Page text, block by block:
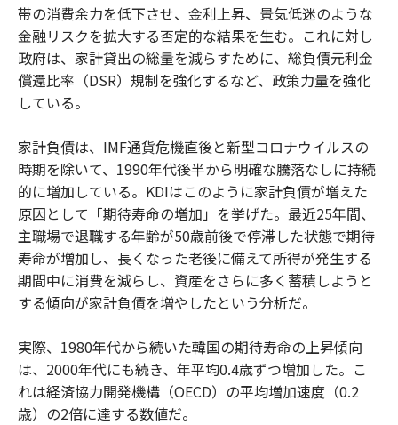
帯の消費余力を低下させ、金利上昇、景気低迷のような
金融リスクを拡大する否定的な結果を生む。これに対し
政府は、家計貸出の総量を減らすために、総負債元利金
償還比率（DSR）規制を強化するなど、政策力量を強化
している。
家計負債は、IMF通貨危機直後と新型コロナウイルスの
時期を除いて、1990年代後半から明確な騰落なしに持続
的に増加している。KDIはこのように家計負債が増えた
原因として「期待寿命の増加」を挙げた。最近25年間、
主職場で退職する年齢が50歳前後で停滞した状態で期待
寿命が増加し、長くなった老後に備えて所得が発生する
期間中に消費を減らし、資産をさらに多く蓄積しようと
する傾向が家計負債を増やしたという分析だ。
実際、1980年代から続いた韓国の期待寿命の上昇傾向
は、2000年代にも続き、年平均0.4歳ずつ増加した。こ
れは経済協力開発機構（OECD）の平均増加速度（0.2
歳）の2倍に達する数値だ。